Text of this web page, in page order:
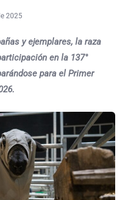
2025
y ejemplares, la raza
en la 137°
para el Primer